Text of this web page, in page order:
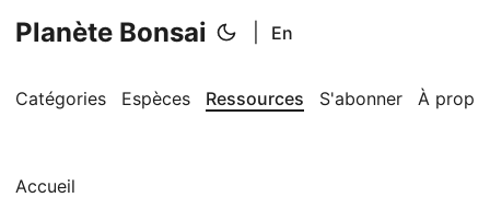
Planète Bonsai En
Catégories Espèces Ressources S'abonner À
Accueil